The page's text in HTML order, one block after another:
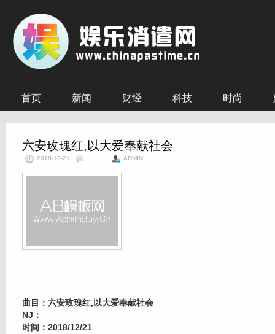
首页 新闻 财经 科技 时尚
六安玫瑰红,以大爱奉献社会
2018-12-21 ADMIN
曲目：六安玫瑰红,以大爱奉献社会
NJ：
时间：2018/12/21